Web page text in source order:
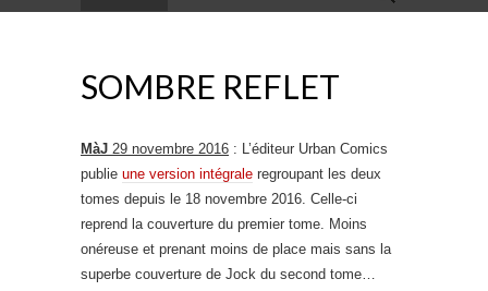
SOMBRE REFLET
MàJ 29 novembre 2016 : L’éditeur Urban Comics
publie une version intégrale regroupant les deux
tomes depuis le 18 novembre 2016. Celle-ci
reprend la couverture du premier tome. Moins
onéreuse et prenant moins de place mais sans la
superbe couverture de Jock du second tome…